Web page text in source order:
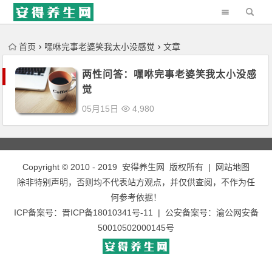
'); })();
首页 嘿咻完事老婆笑我太小没感觉 文章
两性问答：嘿咻完事老婆笑我太小没感
觉
05月15日 4,980
Copyright © 2010 - 2019 安得养生网 版权所有 |
网站地图
除非特别声明，否则均不代表站方观点，并仅供查阅，不作为任
何参考依据！
ICP备案号： 晋ICP备18010341号-11 | 公安备案号： 渝公网安备
50010502000145号